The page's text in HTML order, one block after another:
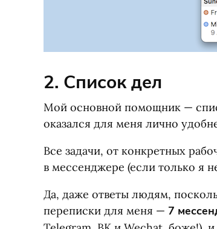
2. Список дел
Мой основной помощник —
оказался для меня лично
Все задачи, от конкретных
в мессенджере (если только я
Да, даже ответы людям,
переписки для меня — 7